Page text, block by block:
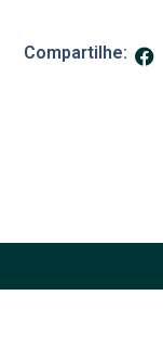
Compartilhe: